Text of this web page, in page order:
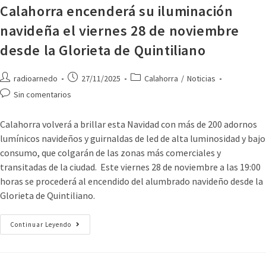
Calahorra encenderá su iluminación
navideña el viernes 28 de noviembre
desde la Glorieta de Quintiliano
radioarnedo 27/11/2025 Calahorra / Noticias
Sin comentarios
Calahorra volverá a brillar esta Navidad con más de 200 adornos
lumínicos navideños y guirnaldas de led de alta luminosidad y bajo
consumo, que colgarán de las zonas más comerciales y
transitadas de la ciudad. Este viernes 28 de noviembre a las 19:00
horas se procederá al encendido del alumbrado navideño desde la
Glorieta de Quintiliano.
Continuar Leyendo